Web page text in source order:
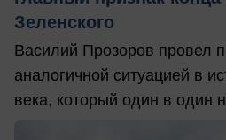
Зеленского
Василий Прозоров провел
аналогичной ситуацией в
века, который один в один